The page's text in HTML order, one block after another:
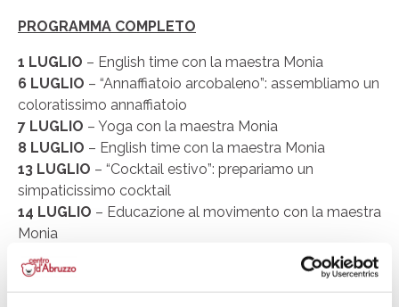
IL TUO BUSINESS AL CENTRO
CONTATTI
PROGRAMMA COMPLETO
1 LUGLIO – English time con la maestra Monia
6 LUGLIO – “Annaffiatoio arcobaleno”: assembliamo un
coloratissimo annaffiatoio
7 LUGLIO – Yoga con la maestra Monia
8 LUGLIO – English time con la maestra Monia
13 LUGLIO – “Cocktail estivo”: prepariamo un
simpaticissimo cocktail
14 LUGLIO – Educazione al movimento con la maestra
Monia
15 LUGLIO
– English time con la maestra Monia
20 LUGLIO
– “…In the sea…” creando buffi pesciolini
21 LUGLIO– Yoga con la maestra Monia